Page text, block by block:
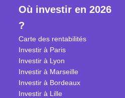
secondes
sécuriser
Où investir en 2026
?
Carte des rentabilités
Investir à Paris
Investir à Lyon
Investir à Marseille
Investir à Bordeaux
Investir à Lille